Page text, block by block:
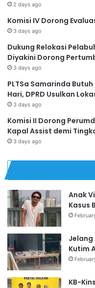
2 days ago
Komisi IV Dorong
3 days ago
Dukung Relokasi
Diyakini Dorong
3 days ago
PLTSa Samarinda
Hari, DPRD Usulkan
3 days ago
Komisi II Dorong
Kapal Assist demi
3 days ago
Anak
Kasus
Jelang
Kutim
KB-